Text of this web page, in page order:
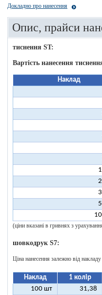
Докладно про нанесення
Опис, прайси
тиснення ST:
Вартість нанесення
Наклад
(ціни вказані в гривнях з
шовкодрук S7:
Ціна нанесення залежно від накладу
Наклад 1 колір
100 шт
31,38